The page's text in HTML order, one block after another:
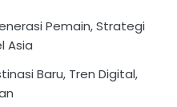
Pemain, Strategi
Asia
Baru, Tren Digital,